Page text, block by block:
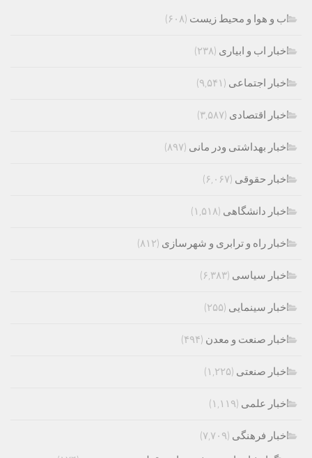
اب و هوا و محیط زیست (۶۰۸)
اخبار اب و ابیاری (۲۳۸)
اخبار اجتماعی (۹,۵۴۱)
اخبار اقتصادی (۳,۵۸۷)
اخبار بهداشتی ودر مانی (۸۹۷)
اخبار حقوقی (۶,۰۶۷)
اخبار دانشگاهی (۱,۵۱۸)
اخبار راه و ترابری و شهرسازی (۸۱۲)
اخبار سیاسی (۶,۳۸۳)
اخبار سینمایی (۲۵۵)
اخبار صنعت و معدن (۴۹۴)
اخبار صنعتی (۱,۲۲۵)
اخبار علمی (۱,۱۱۹)
اخبار فرهنگی (۷,۷۰۹)